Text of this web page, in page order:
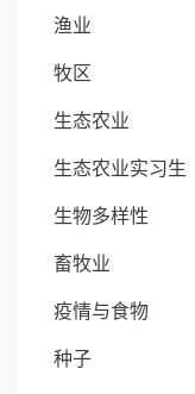
渔业
牧区
生态农业
生态农业实习生
生物多样性
畜牧业
疫情与食物
种子